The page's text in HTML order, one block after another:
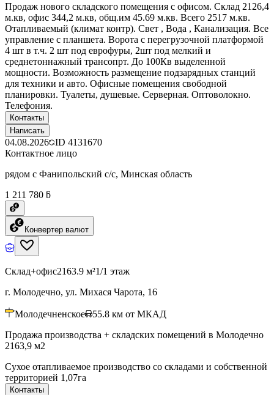
Продаж нового складского помещения с офисом. Склад 2126,4
м.кв, офис 344,2 м.кв, общ.им 45.69 м.кв. Всего 2517 м.кв.
Отапливаемый (климат контр). Свет , Вода , Канализация. Все
управление с планшета. Ворота с перегрузочной платформой
4 шт в т.ч. 2 шт под еврофуры, 2шт под мелкий и
среднетоннажный трансопрт. До 100Кв выделенной
мощности. Возможность размещение подзарядных станций
для техники и авто. Офисные помещения свободной
планировки. Туалеты, душевые. Серверная. Оптоволокно.
Телефония.
Контакты
Написать
04.08.2026 ID 4131670
Контактное лицо
рядом с Фанипольский с/с, Минская область
1 211 780 ƃ
Конвертер валют
Склад+офис2163.9 м²1/1 этаж
г. Молодечно, ул. Михася Чарота, 16
Молодечненское 55.8 км от МКАД
Продажа производства + складских помещений в Молодечно
2163,9 м2
Сухое отапливаемое производство со складами и собственной
территорией 1,07га
Контакты